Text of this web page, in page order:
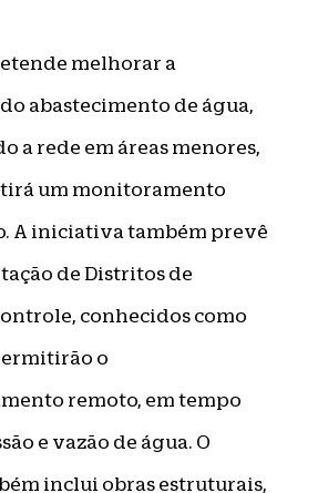
melhorar a
abastecimento de água,
a rede em áreas menores,
um monitoramento
A iniciativa também prevê
de Distritos de
conhecidos como
o
remoto, em tempo
e vazão de água. O
inclui obras estruturais,